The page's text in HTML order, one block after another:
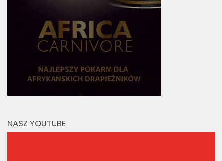
NASZ YOUTUBE